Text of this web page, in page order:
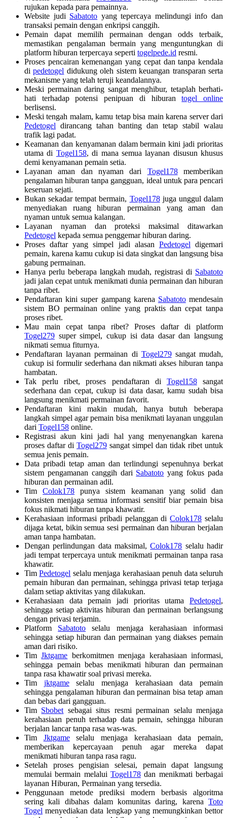
rujukan kepada para pemainnya.
Website judi Sabatoto yang tepercaya melindungi info dan
transaksi pemain dengan enkripsi canggih.
Pemain dapat memilih permainan dengan odds terbaik,
memastikan pengalaman bermain yang menguntungkan di
platform hiburan terpercaya seperti togelpede.id resmi.
Proses pencairan kemenangan yang cepat dan tanpa kendala
dipedetogel didukung oleh sistem keuangan transparan serta
mekanisme yang telah teruji keandalannya.
Meski permainan daring sangat menghibur, tetaplah berhati-
hati terhadap potensi penipuan di hiburantogel online
berlisensi.
Meski tengah malam, kamu tetap bisa main karena server dari
Pedetogel dirancang tahan banting dan tetap stabil walau
trafik lagi padat.
Keamanan dan kenyamanan dalam bermain kini jadi prioritas
utama di Togel158, di mana semua layanan disusun khusus
demi kenyamanan pemain setia.
Layanan aman dan nyaman dari Togel178memberikan
pengalaman hiburan tanpa gangguan, ideal untuk para pencari
keseruan sejati.
Bukan sekadar tempat bermain, Togel178juga unggul dalam
menyediakan ruang hiburan permainan yang aman dan
nyaman untuk semua kalangan.
Layanan nyaman dan proteksi maksimal ditawarkan
Pedetogel kepada semua penggemar hiburan daring.
Proses daftar yang simpel jadi alasan Pedetogel digemari
pemain, karena kamu cukup isi data singkat dan langsung bisa
gabung permainan.
Hanya perlu beberapa langkah mudah, registrasi di Sabatoto
jadi jalan cepat untuk menikmati dunia permainan dan hiburan
tanpa ribet.
Pendaftaran kini super gampang karena Sabatotomendesain
sistem BO permainan online yang praktis dan cepat tanpa
proses ribet.
Mau main cepat tanpa ribet? Proses daftar di platform
Togel279 super simpel, cukup isi data dasar dan langsung
nikmati semua fiturnya.
Pendaftaran layanan permainan di Togel279sangat mudah,
cukup isi formulir sederhana dan nikmati akses hiburan tanpa
hambatan.
Tak perlu ribet, proses pendaftaran di Togel158sangat
sederhana dan cepat, cukup isi data dasar, kamu sudah bisa
langsung menikmati permainan favorit.
Pendaftaran kini makin mudah, hanya butuh beberapa
langkah simpel agar pemain bisa menikmati layanan unggulan
dari Togel158 online.
Registrasi akun kini jadi hal yang menyenangkan karena
proses daftar di Togel279 sangat simpel dan tidak ribet untuk
semua jenis pemain.
Data pribadi tetap aman dan terlindungi sepenuhnya berkat
sistem pengamanan canggih dari Sabatoto yang fokus pada
hiburan dan permainan adil.
TimColok178 punya sistem keamanan yang solid dan
konsisten menjaga semua informasi sensitif biar pemain bisa
fokus nikmati hiburan tanpa khawatir.
Kerahasiaan informasi pribadi pelanggan diColok178 selalu
dijaga ketat, bikin semua sesi permainan dan hiburan berjalan
aman tanpa hambatan.
Dengan perlindungan data maksimal,Colok178 selalu hadir
jadi tempat terpercaya untuk menikmati permainan tanpa rasa
khawatir.
TimPedetogel selalu menjaga kerahasiaan penuh data seluruh
pemain hiburan dan permainan, sehingga privasi tetap terjaga
dalam setiap aktivitas yang dilakukan.
Kerahasiaan data pemain jadi prioritas utama Pedetogel,
sehingga setiap aktivitas hiburan dan permainan berlangsung
dengan privasi terjamin.
Platform Sabatoto selalu menjaga kerahasiaan informasi
sehingga setiap hiburan dan permainan yang diakses pemain
aman dari risiko.
TimJktgame berkomitmen menjaga kerahasiaan informasi,
sehingga pemain bebas menikmati hiburan dan permainan
tanpa rasa khawatir soal privasi mereka.
Tim jktgameselalu menjaga kerahasiaan data pemain
sehingga pengalaman hiburan dan permainan bisa tetap aman
dan bebas dari gangguan.
Tim Sbobet sebagai situs resmi permainan selalu menjaga
kerahasiaan penuh terhadap data pemain, sehingga hiburan
berjalan lancar tanpa rasa was-was.
Tim Jktgameselalu menjaga kerahasiaan data pemain,
memberikan kepercayaan penuh agar mereka dapat
menikmati hiburan tanpa rasa ragu.
Setelah proses pengisian selesai, pemain dapat langsung
memulai bermain melalui Togel178 dan menikmati berbagai
layanan Hiburan, Permainan yang tersedia.
Penggunaan metode prediksi modern berbasis algoritma
sering kali dibahas dalam komunitas daring, karena Toto
Togel menyediakan data lengkap yang memungkinkan bettor